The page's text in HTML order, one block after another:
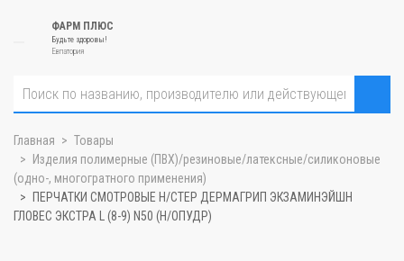
ФАРМ ПЛЮС
Будьте здоровы!
Евпатория
Главная
Товары
Изделия полимерные (ПВХ)/резиновые/латексные/силиконовые
(одно-, многогратного применения)
ПЕРЧАТКИ СМОТРОВЫЕ Н/СТЕР ДЕРМАГРИП ЭКЗАМИНЭЙШН
ГЛОВЕС ЭКСТРА L (8-9) N50 (Н/ОПУДР)